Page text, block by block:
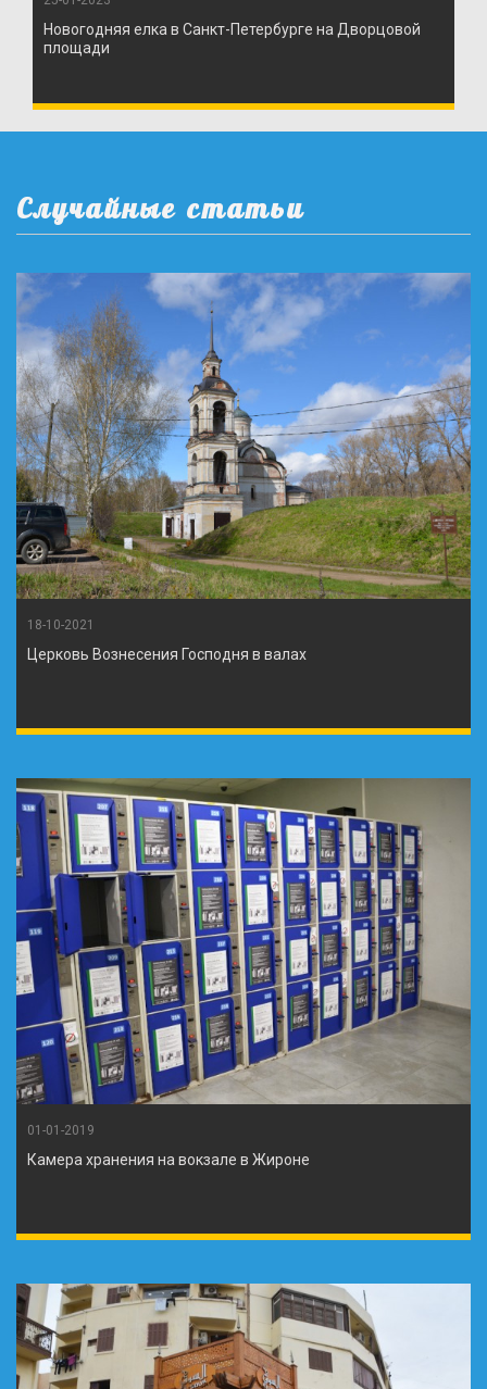
Новогодняя елка в Санкт-Петербурге на Дворцовой
площади
Случайные статьи
18-10-2021
Церковь Вознесения Господня в валах
01-01-2019
Камера хранения на вокзале в Жироне